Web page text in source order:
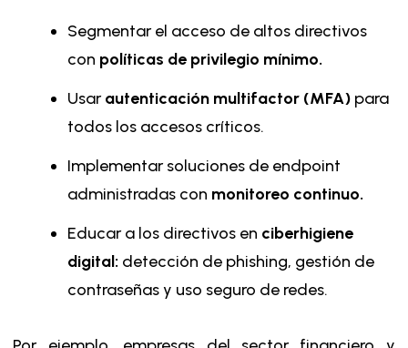
Segmentar el acceso de altos directivos
con políticas de privilegio mínimo.
Usarautenticación multifactor (MFA) para
todos los accesos críticos.
Implementar soluciones de endpoint
administradas con monitoreo continuo.
Educar a los directivos en ciberhigiene
digital: detección de phishing, gestión de
contraseñas y uso seguro de redes.